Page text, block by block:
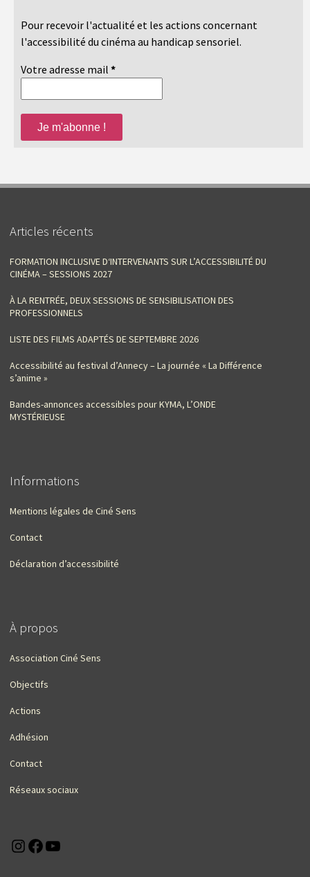
Pour recevoir l'actualité et les actions concernant
l'accessibilité du cinéma au handicap sensoriel.
Votre adresse mail *
Articles récents
FORMATION INCLUSIVE D‘INTERVENANTS SUR L’ACCESSIBILITÉ DU
CINÉMA – SESSIONS 2027
À LA RENTRÉE, DEUX SESSIONS DE SENSIBILISATION DES
PROFESSIONNELS
LISTE DES FILMS ADAPTÉS DE SEPTEMBRE 2026
Accessibilité au festival d’Annecy – La journée « La Différence
s’anime »
Bandes-annonces accessibles pour KYMA, L’ONDE
MYSTÉRIEUSE
Informations
Mentions légales de Ciné Sens
Contact
Déclaration d’accessibilité
À propos
Association Ciné Sens
Objectifs
Actions
Adhésion
Contact
Réseaux sociaux
Instagram
Facebook